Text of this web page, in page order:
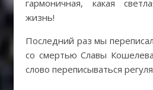
гармоничная, какая
жизнь!
Последний раз мы
со смертью Славы
слово переписываться